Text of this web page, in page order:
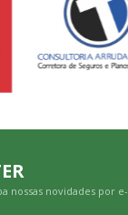
nossas novidades por e-